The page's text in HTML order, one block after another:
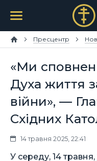
Пресцентр
«Ми
Духа життя
війни», —
Східних
14 травня 2025, 22:41
У середу, 14